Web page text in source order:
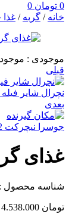
0 تومان
خانه / گربه /
موجودی : موجود
قبلی
نچرال شایر
بعدی
جوسرا نیچرکت 2کیلویی
غذای
شناسه محصول :
تومان